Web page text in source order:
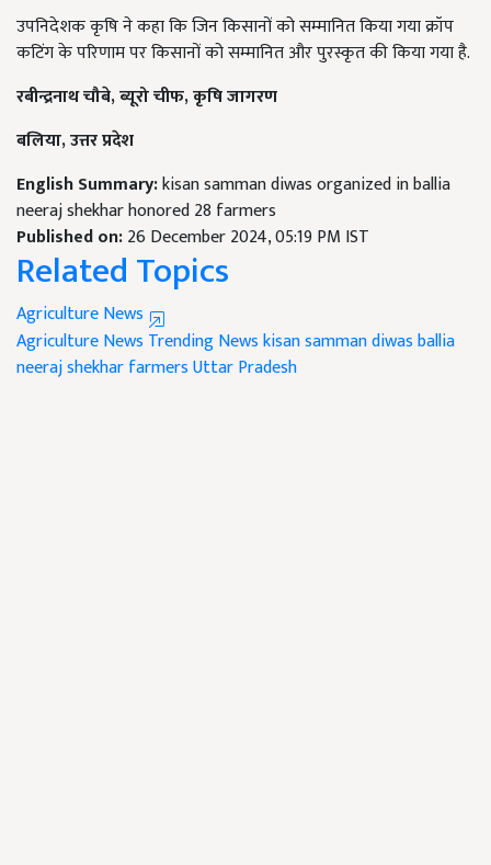
उपनिदेशक कृषि ने कहा कि जिन किसानों को सम्मानित किया गया क्रॉप
कटिंग के परिणाम पर किसानों को सम्मानित और पुरस्कृत की किया गया है.
रबीन्द्रनाथ चौबे, ब्यूरो चीफ, कृषि जागरण
बलिया, उत्तर प्रदेश
English Summary:kisan samman diwas organized in ballia
neeraj shekhar honored 28 farmers
Published on:26 December 2024, 05:19 PM IST
Related Topics
Agriculture News
Agriculture News Trending Newskisan samman diwasballia
neeraj shekharfarmersUttar Pradesh